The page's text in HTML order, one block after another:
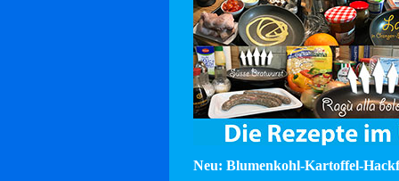
Neu: Blumenkohl-Kartoffel-